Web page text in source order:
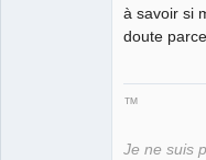
à savoir si
doute
™
Je ne suis